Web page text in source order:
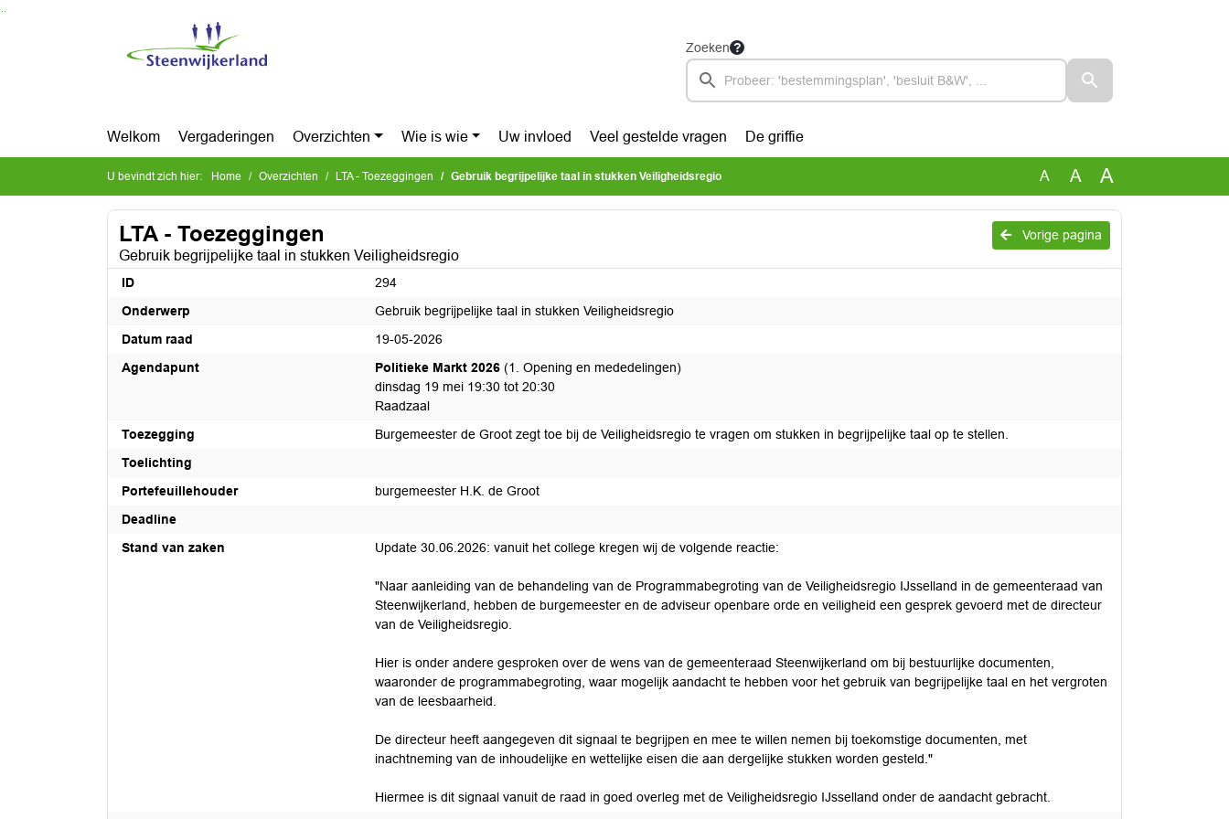
Ga naar de inhoud van deze pagina
Zoeken
Welkom Vergaderingen Overzichten Wie is wie Uw invloed Veel gestelde vragen De griffie
U bevindt zich hier: Home Overzichten LTA - Toezeggingen Gebruik begrijpelijke taal in stukken Veiligheidsregio A A A
Vorige pagina
LTA - Toezeggingen
Gebruik begrijpelijke taal in stukken Veiligheidsregio
ID
294
Onderwerp
Gebruik begrijpelijke taal in stukken Veiligheidsregio
Datum raad
19-05-2026
Agendapunt
Politieke Markt 2026 (1. Opening en mededelingen)
dinsdag 19 mei 19:30 tot 20:30
Raadzaal
Toezegging
Burgemeester de Groot zegt toe bij de Veiligheidsregio te vragen om stukken in begrijpelijke taal op te stellen.
Toelichting
Portefeuillehouder
burgemeester H.K. de Groot
Deadline
Stand van zaken
Update 30.06.2026: vanuit het college kregen wij de volgende reactie:
"Naar aanleiding van de behandeling van de Programmabegroting van de Veiligheidsregio IJsselland in de gemeenteraad van
Steenwijkerland, hebben de burgemeester en de adviseur openbare orde en veiligheid een gesprek gevoerd met de directeur
van de Veiligheidsregio.
Hier is onder andere gesproken over de wens van de gemeenteraad Steenwijkerland om bij bestuurlijke documenten,
waaronder de programmabegroting, waar mogelijk aandacht te hebben voor het gebruik van begrijpelijke taal en het vergroten
van de leesbaarheid.
De directeur heeft aangegeven dit signaal te begrijpen en mee te willen nemen bij toekomstige documenten, met
inachtneming van de inhoudelijke en wettelijke eisen die aan dergelijke stukken worden gesteld."
Hiermee is dit signaal vanuit de raad in goed overleg met de Veiligheidsregio IJsselland onder de aandacht gebracht.